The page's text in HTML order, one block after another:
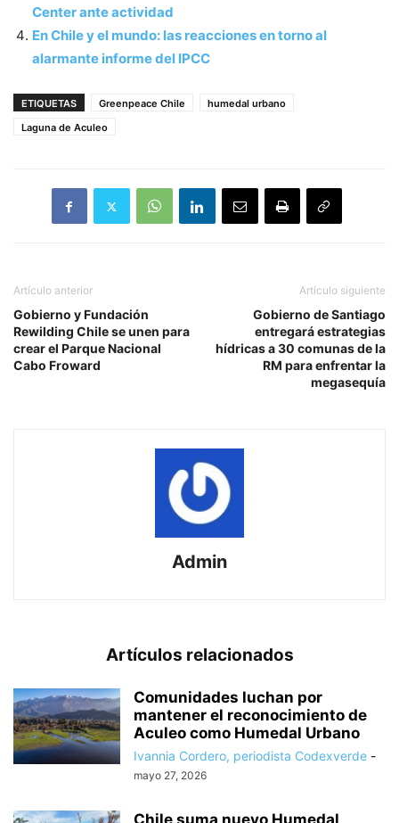
Center ante actividad
En Chile y el mundo: las reacciones en torno al
alarmante informe del IPCC
ETIQUETAS Greenpeace Chile
humedal urbano
Laguna de Aculeo
Artículo anterior
Gobierno y Fundación
Rewilding Chile se unen para
crear el Parque Nacional
Cabo Froward
Artículo siguiente
Gobierno de Santiago
entregará estrategias
hídricas a 30 comunas de la
RM para enfrentar la
megasequía
Admin
Artículos relacionados
Comunidades luchan por
mantener el reconocimiento de
Aculeo como Humedal Urbano
Ivannia Cordero, periodista Codexverde -
mayo 27, 2026